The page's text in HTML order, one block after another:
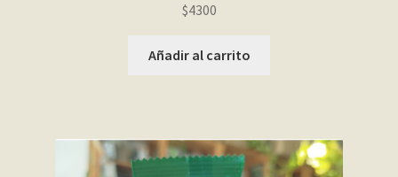
$4300
Añadir al carrito